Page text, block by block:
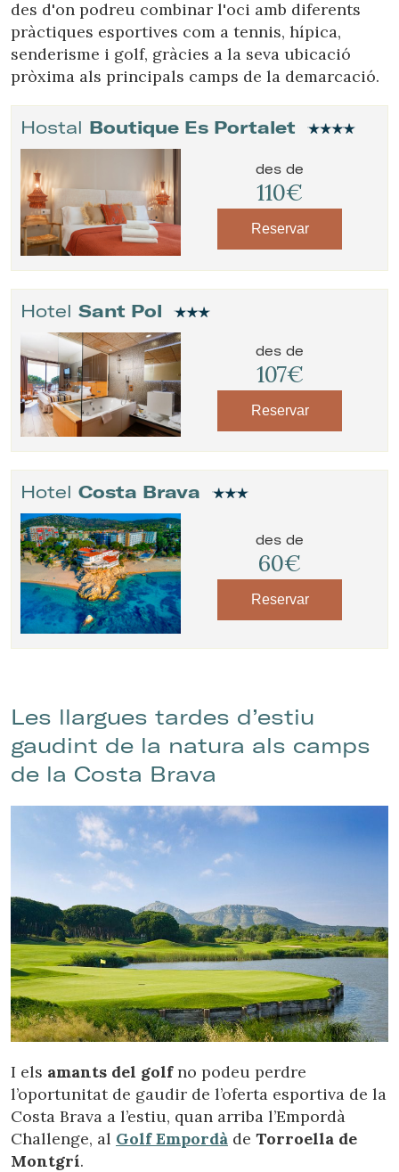
des d'on podreu combinar l'oci amb diferents
pràctiques esportives com a tennis, hípica,
senderisme i golf, gràcies a la seva ubicació
pròxima als principals camps de la demarcació.
Hostal Boutique Es Portalet
des de
110€
Reservar
Hotel Sant Pol
des de
107€
Reservar
Hotel Costa Brava
des de
60€
Reservar
Les llargues tardes d’estiu
gaudint de la natura als camps
de la Costa Brava
I els amants del golfno podeu perdre
l’oportunitat de gaudir de l’oferta esportiva de la
Costa Brava a l’estiu, quan arriba l’Empordà
Challenge, al Golf Empordà de Torroella de
Montgrí.